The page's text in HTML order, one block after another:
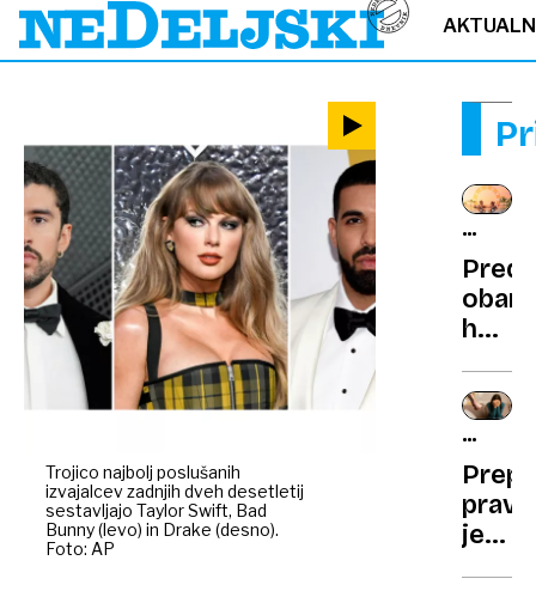
Trojico najbolj poslušanih
izvajalcev zadnjih dveh desetletij
sestavljajo Taylor Swift, Bad
Bunny (levo) in Drake (desno).
Foto: AP
V
več
je